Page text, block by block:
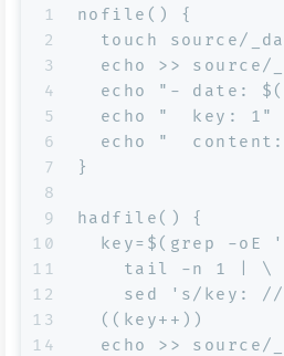
1
2
3
4
5
6
7
8
9
10
11
12
13
14
nofile() {
touch source/
echo >> source/
echo "- date:
echo "  key: 1"
echo "
}
hadfile() {
key=$(grep -oE
    tail -n 1 | \
sed 's/key:
  ((key++))
echo >> source/